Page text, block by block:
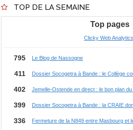
TOP DE LA SEMAINE